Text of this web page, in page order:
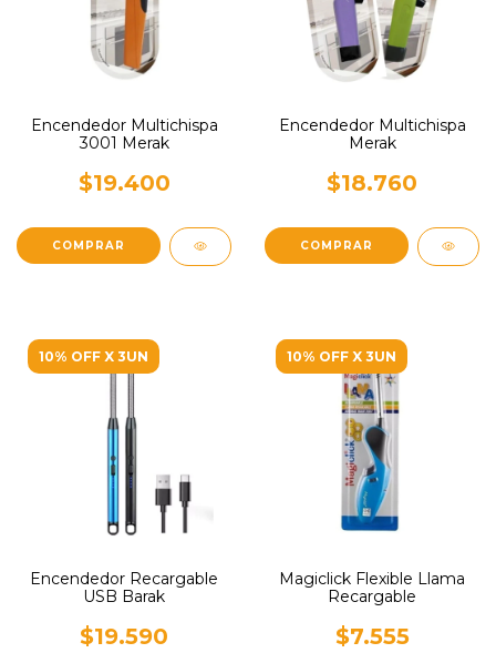
Encendedor Multichispa
3001 Merak
$19.400
Encendedor Multichispa
Merak
$18.760
COMPRAR
10% OFF X 3UN
Encendedor Recargable
USB Barak
$19.590
10% OFF X 3UN
Magiclick Flexible Llama
Recargable
$7.555